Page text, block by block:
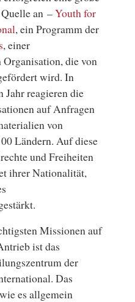
Quelle an –Youth for
, ein Programm der
, einer
die von
wird. In
Jahr reagieren die
auf Anfragen
von
Ländern. Auf diese
und Freiheiten
ihrer Nationalität,
Missionen auf
ist das
der
Das
es allgemein